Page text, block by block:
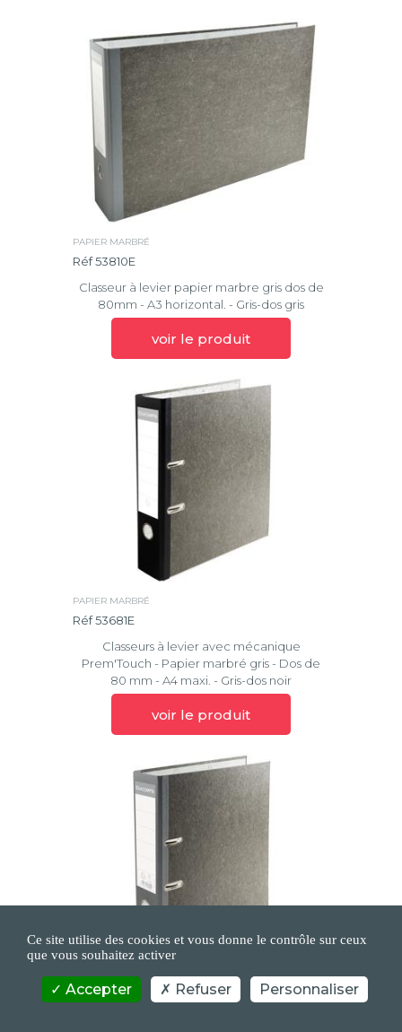
PAPIER MARBRÉ
Réf 53810E
Classeur à levier papier marbre gris dos de
80mm - A3 horizontal. - Gris-dos gris
voir le produit
PAPIER MARBRÉ
Réf 53681E
Classeurs à levier avec mécanique
Prem'Touch - Papier marbré gris - Dos de
80 mm - A4 maxi. - Gris-dos noir
voir le produit
PAPIER MARBRÉ
Réf 53709E
Ce site utilise des cookies et vous donne le contrôle sur ceux
que vous souhaitez activer
Accepter Refuser Personnaliser